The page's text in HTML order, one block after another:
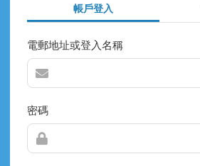
帳戶登入
電郵地址或登入名稱
密碼